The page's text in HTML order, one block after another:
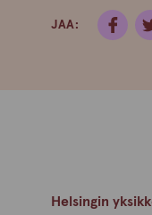
JAA:
Helsingin